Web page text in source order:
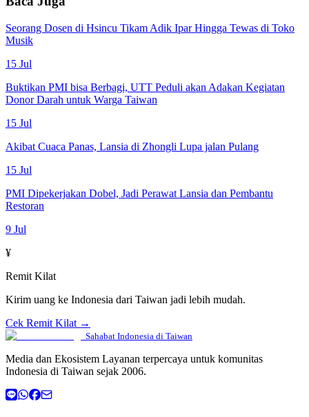
Seorang Dosen di Hsincu Tikam Adik Ipar Hingga Tewas di Toko
Musik
15 Jul
Buktikan PMI bisa Berbagi, UTT Peduli akan Adakan Kegiatan
Donor Darah untuk Warga Taiwan
15 Jul
Akibat Cuaca Panas, Lansia di Zhongli Lupa jalan Pulang
15 Jul
PMI Dipekerjakan Dobel, Jadi Perawat Lansia dan Pembantu
Restoran
9 Jul
¥
Remit Kilat
Kirim uang ke Indonesia dari Taiwan jadi lebih mudah.
Cek Remit Kilat →
Sahabat Indonesia di Taiwan
Media dan Ekosistem Layanan terpercaya untuk komunitas
Indonesia di Taiwan sejak 2006.